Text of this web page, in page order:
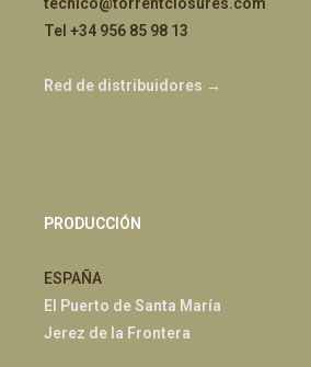
tecnico@torrentclosures.com
Tel +34 956 85 98 13
Red de distribuidores →
PRODUCCIÓN
ESPAÑA
El Puerto de Santa María
Jerez de la Frontera